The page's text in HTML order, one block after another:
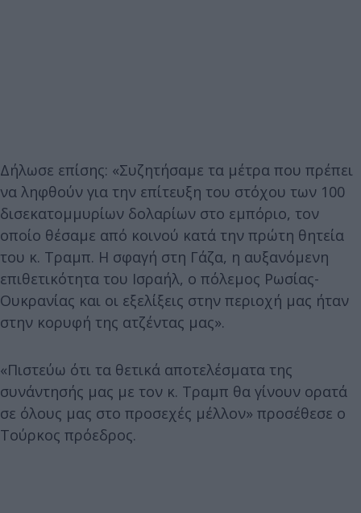
Δήλωσε επίσης: «Συζητήσαμε τα μέτρα που πρέπει
να ληφθούν για την επίτευξη του στόχου των 100
δισεκατομμυρίων δολαρίων στο εμπόριο, τον
οποίο θέσαμε από κοινού κατά την πρώτη θητεία
του κ. Τραμπ. Η σφαγή στη Γάζα, η αυξανόμενη
επιθετικότητα του Ισραήλ, ο πόλεμος Ρωσίας-
Ουκρανίας και οι εξελίξεις στην περιοχή μας ήταν
στην κορυφή της ατζέντας μας».
«Πιστεύω ότι τα θετικά αποτελέσματα της
συνάντησής μας με τον κ. Τραμπ θα γίνουν ορατά
σε όλους μας στο προσεχές μέλλον» προσέθεσε ο
Τούρκος πρόεδρος.